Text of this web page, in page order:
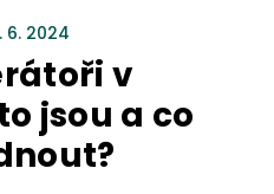
6. 2024
v
jsou a co